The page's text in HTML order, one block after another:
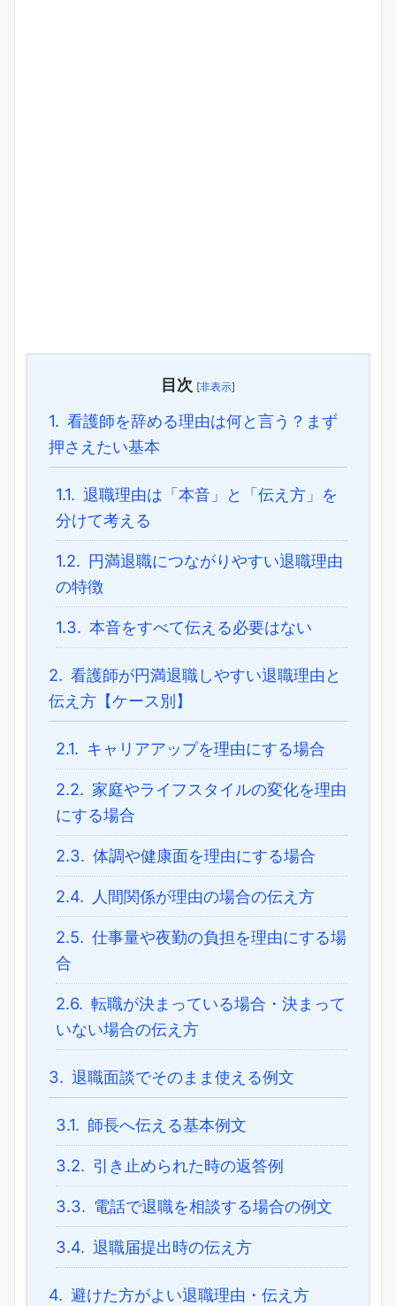
目次 [非表示]
1. 看護師を辞める理由は何と言う？まず
押さえたい基本
1.1. 退職理由は「本音」と「伝え方」を
分けて考える
1.2. 円満退職につながりやすい退職理由
の特徴
1.3. 本音をすべて伝える必要はない
2. 看護師が円満退職しやすい退職理由と
伝え方【ケース別】
2.1. キャリアアップを理由にする場合
2.2. 家庭やライフスタイルの変化を理由
にする場合
2.3. 体調や健康面を理由にする場合
2.4. 人間関係が理由の場合の伝え方
2.5. 仕事量や夜勤の負担を理由にする場
合
2.6. 転職が決まっている場合・決まって
いない場合の伝え方
3. 退職面談でそのまま使える例文
3.1. 師長へ伝える基本例文
3.2. 引き止められた時の返答例
3.3. 電話で退職を相談する場合の例文
3.4. 退職届提出時の伝え方
4. 避けた方がよい退職理由・伝え方